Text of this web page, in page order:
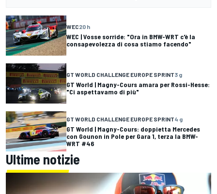
WEC20 h
WEC | Vosse sorride: "Ora in BMW-WRT c'è la
consapevolezza di cosa stiamo facendo"
GT WORLD CHALLENGE EUROPE SPRINT3 g
GT World | Magny-Cours amara per Rossi-Hesse:
"Ci aspettavamo di più"
GT WORLD CHALLENGE EUROPE SPRINT4 g
GT World | Magny-Cours: doppietta Mercedes
con Gounon in Pole per Gara 1, terza la BMW-
WRT #46
Ultime notizie